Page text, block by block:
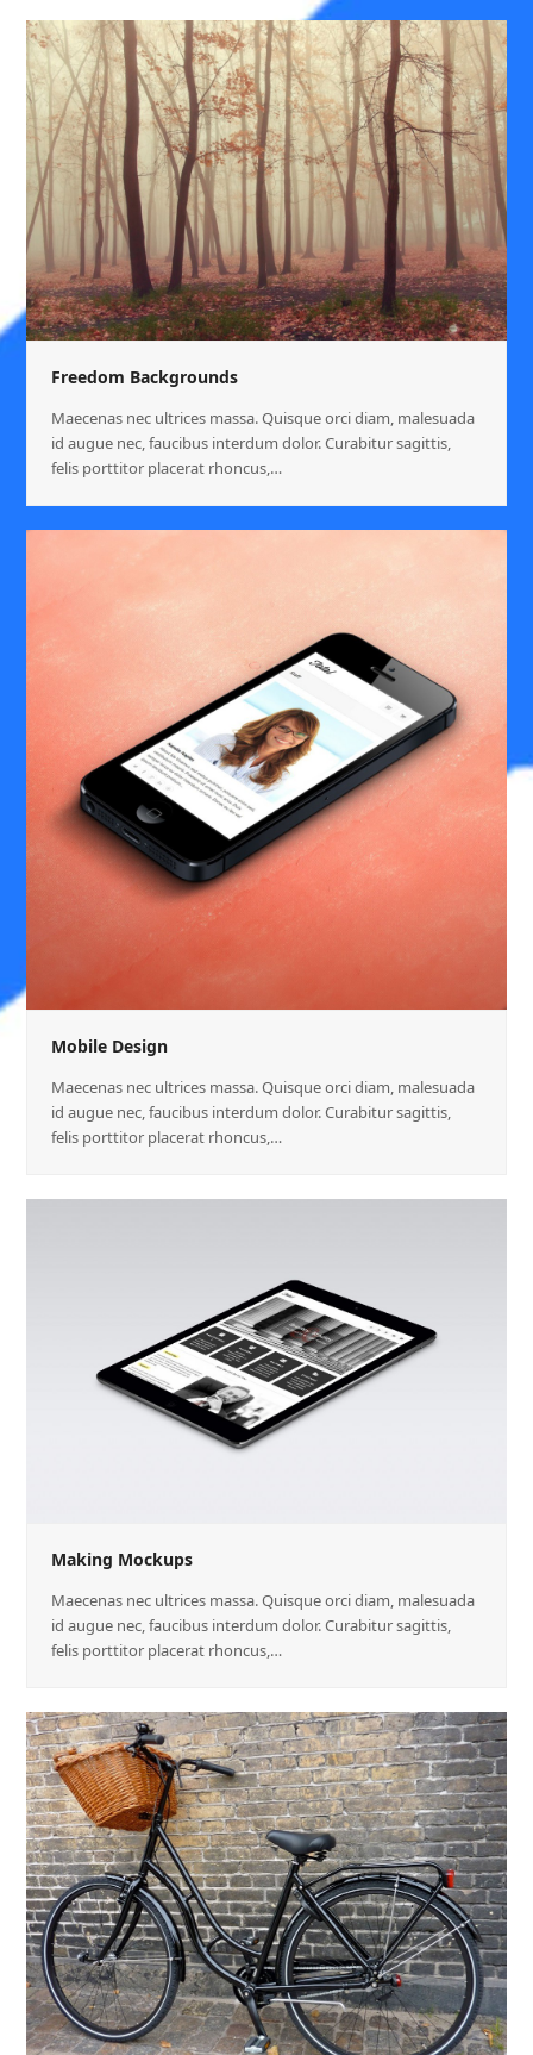
Freedom Backgrounds
Maecenas nec ultrices massa. Quisque orci diam, malesuada
id augue nec, faucibus interdum dolor. Curabitur sagittis,
felis porttitor placerat rhoncus,…
Mobile Design
Maecenas nec ultrices massa. Quisque orci diam, malesuada
id augue nec, faucibus interdum dolor. Curabitur sagittis,
felis porttitor placerat rhoncus,…
Making Mockups
Maecenas nec ultrices massa. Quisque orci diam, malesuada
id augue nec, faucibus interdum dolor. Curabitur sagittis,
felis porttitor placerat rhoncus,…